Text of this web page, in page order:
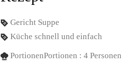
Gericht Suppe
Küche schnell und einfach
PortionenPortionen : 4 Personen